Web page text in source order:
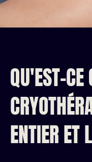
QU'EST-CE
ENTIER ET